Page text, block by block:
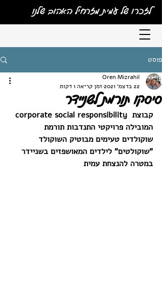
לזכרו של עמית מזרחיל האהוב שלנו
פוסט
סיסקו תורמת לשניידר
Oren Mizrahil
22 בדצמ׳ 2021
זמן קריאה 1 דקות
המובילה פרויקטי התנדבות תורמת
שוקולדים טעימים מבוטיק השוקולד
"שוקולטים" לילדים המאושפזים בשניידר
במטרה להנצחת עמית